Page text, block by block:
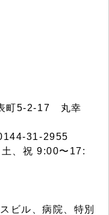
町5-2-17 丸幸
31-2955
、祝 9:00〜17:
ビル、病院、特別